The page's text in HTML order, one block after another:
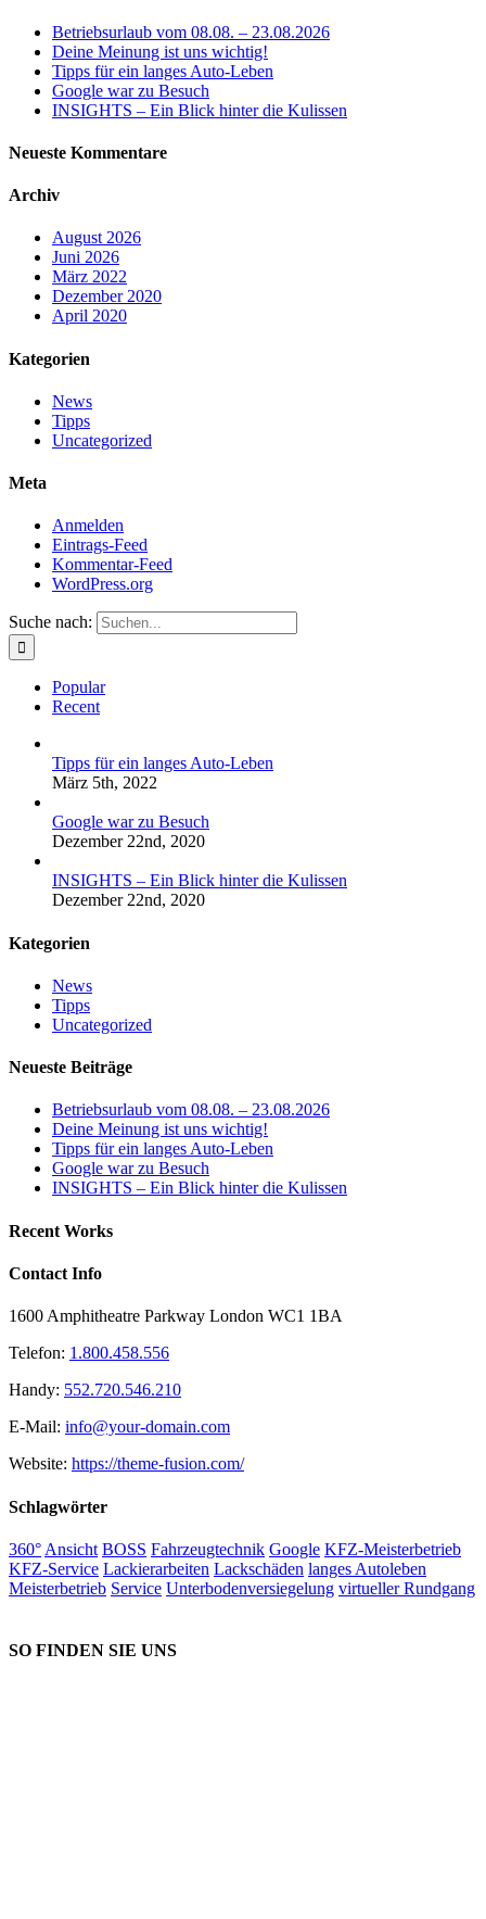
Betriebsurlaub vom 08.08. – 23.08.2026
Deine Meinung ist uns wichtig!
Tipps für ein langes Auto-Leben
Google war zu Besuch
INSIGHTS – Ein Blick hinter die Kulissen
Neueste Kommentare
Archiv
August 2026
Juni 2026
März 2022
Dezember 2020
April 2020
Kategorien
News
Tipps
Uncategorized
Meta
Anmelden
Eintrags-Feed
Kommentar-Feed
WordPress.org
Suche nach:
Popular
Recent
Tipps für ein langes Auto-Leben
März 5th, 2022
Google war zu Besuch
Dezember 22nd, 2020
INSIGHTS – Ein Blick hinter die Kulissen
Dezember 22nd, 2020
Kategorien
News
Tipps
Uncategorized
Neueste Beiträge
Betriebsurlaub vom 08.08. – 23.08.2026
Deine Meinung ist uns wichtig!
Tipps für ein langes Auto-Leben
Google war zu Besuch
INSIGHTS – Ein Blick hinter die Kulissen
Recent Works
Contact Info
1600 Amphitheatre Parkway London WC1 1BA
Telefon: 1.800.458.556
Handy: 552.720.546.210
E-Mail: info@your-domain.com
Website: https://theme-fusion.com/
Schlagwörter
360° Ansicht BOSS Fahrzeugtechnik Google KFZ-Meisterbetrieb
KFZ-Service Lackierarbeiten Lackschäden langes Autoleben
Meisterbetrieb Service Unterbodenversiegelung virtueller Rundgang
SO FINDEN SIE UNS